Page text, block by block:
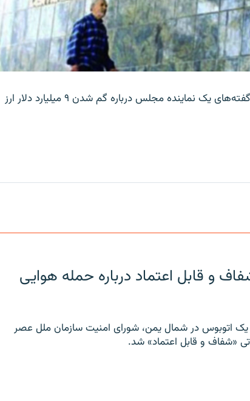
بانک مرکزی ایران روز جمعه با انتشار اطلاعیه‌ای، گفته‌های یک نماینده مجلس درباره گم شدن ۹ میلیارد دلار ارز
و قابل اعتماد درباره حمله هوایی
اتوبوس در شمال یمن، شورای امنیت سازمان ملل عصر
«شفاف و قابل اعتماد» شد.